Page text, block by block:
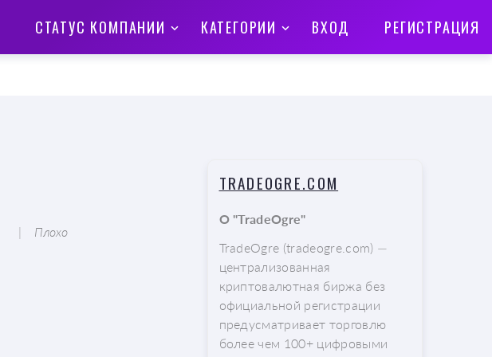
СТАТУС КОМПАНИИ КАТЕГОРИИ ВХОД РЕГИСТРАЦИЯ
Плохо
TRADEOGRE.COM
О "TradeOgre"
TradeOgre (tradeogre.com) —
централизованная
криптовалютная биржа без
официальной регистрации
предусматривает торговлю
более чем 100+ цифровыми